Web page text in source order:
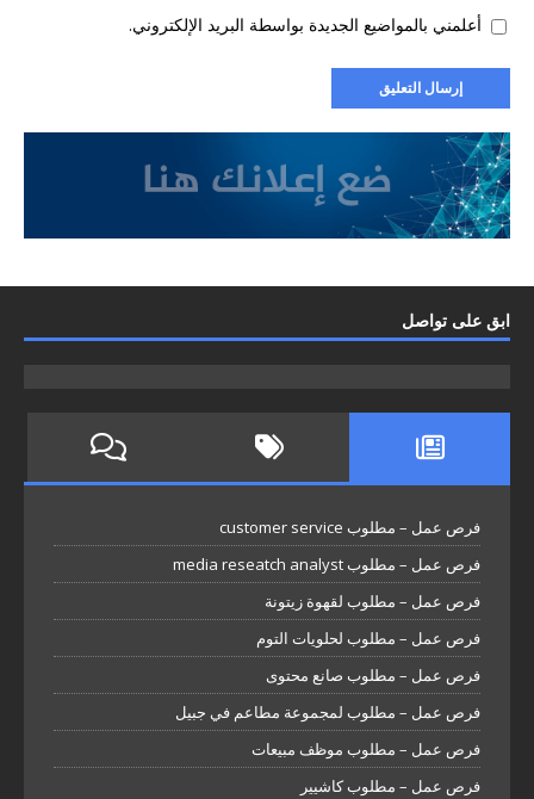
أعلمني بالمواضيع الجديدة بواسطة البريد الإلكتروني.
ابق على تواصل
فرص عمل – مطلوب customer service
فرص عمل – مطلوب media reseatch analyst
فرص عمل – مطلوب لقهوة زيتونة
فرص عمل – مطلوب لحلويات التوم
فرص عمل – مطلوب صانع محتوى
فرص عمل – مطلوب لمجموعة مطاعم في جبيل
فرص عمل – مطلوب موظف مبيعات
فرص عمل – مطلوب كاشيير